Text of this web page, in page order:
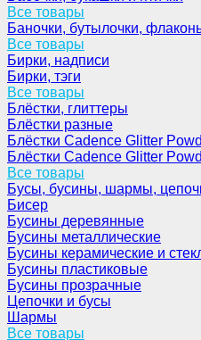
Все товары
Баночки, бутылочки,
Все товары
Бирки, надписи
Бирки, тэги
Все товары
Блёстки, глиттеры
Блёстки разные
Блёстки Cadence Glitter
Блёстки Cadence Glitter
Все товары
Бусы, бусины, шармы,
Бисер
Бусины деревянные
Бусины металлические
Бусины керамические и
Бусины пластиковые
Бусины прозрачные
Цепочки и бусы
Шармы
Все товары